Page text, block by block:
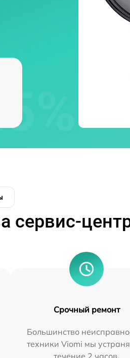
сервис-
Срочный ремонт
Большинство
техники Viomi мы